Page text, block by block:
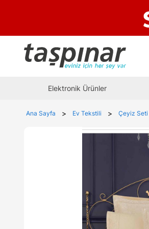
Elektronik Ürünler
Ana Sayfa > Ev Tekstili > Çeyiz Seti